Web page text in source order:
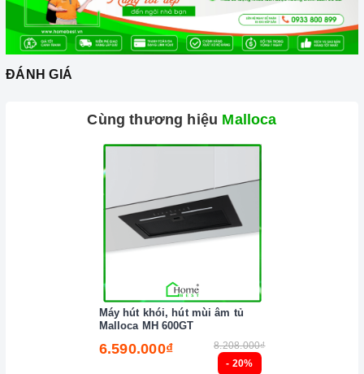
ĐÁNH GIÁ
Cùng thương hiệu Malloca
- 20%
Máy hút khói, hút mùi âm tủ
Malloca MH 600GT
6.590.000₫ 8.208.000₫